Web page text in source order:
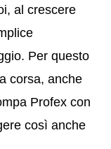
al crescere
Per questo
corsa, anche
Profex con
così anche